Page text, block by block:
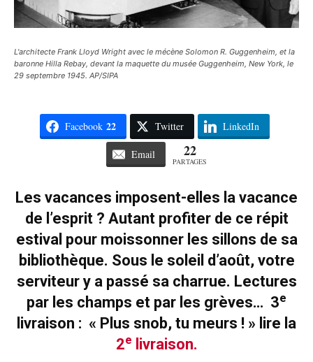
L'architecte Frank Lloyd Wright avec le mécène Solomon R. Guggenheim, et la
baronne Hilla Rebay, devant la maquette du musée Guggenheim, New York, le
29 septembre 1945. AP/SIPA
Facebook 22 Twitter LinkedIn
Email 22
PARTAGES
Les vacances imposent-elles la vacance
de l’esprit ? Autant profiter de ce répit
estival pour moissonner les sillons de sa
bibliothèque. Sous le soleil d’août, votre
serviteur y a passé sa charrue. Lectures
par les champs et par les grèves… 3e
livraison : « Plus snob, tu meurs ! » lire la
2e livraison.